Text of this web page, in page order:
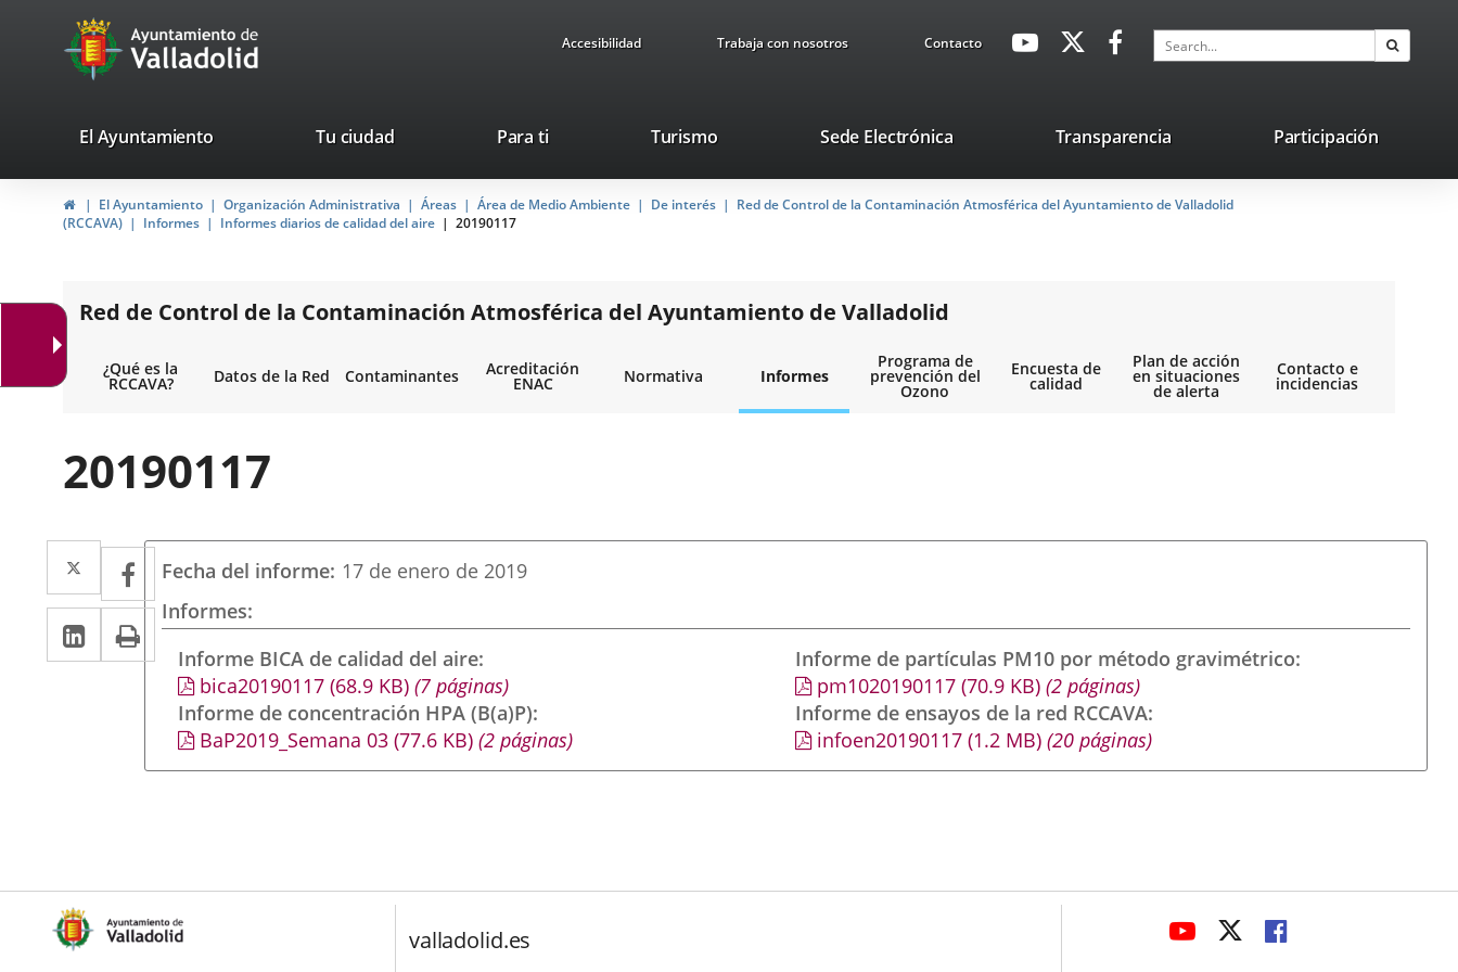
Portal
Web
Ayuntamiento
de
Valladolid
Accesibilidad Trabaja con nosotros ContactoavaHeaderSocial
Link
Link
application.
application.
Search
valladolid.es
El Ayuntamiento Tu ciudad Para ti TurismoThis
will
open
up
window.
Sede ElectrónicaLink
external
application.
Transparencia Participación
HomeEl Ayuntamiento Organización Administrativa Áreas Área de Medio Ambiente De interés
Red de Control de la Contaminación Atmosférica del Ayuntamiento de Valladolid
(RCCAVA)
Informes Informes diarios de calidad del aire 20190117
Red de Control de la Contaminación Atmosférica del Ayuntamiento de Valladolid
¿Qué es la
RCCAVA? Datos de la Red Contaminantes Acreditación
ENAC Normativa Informes
Programa de
prevención del
Ozono
Encuesta de
calidad
Plan de acción
en situaciones
de alerta
Contacto e
incidencias
20190117
Twitter
Enlace
a
una
aplicación
externa.
Facebook
Enlace
a
una
aplicación
externa.
Linkedin
Enlace
a
aplicación
externa.
Print
Fecha del informe 17 de enero de 2019
Informes
Informe BICA de calidad del aire
bica20190117(68.9 KB)(7 páginas)
Informe de concentración HPA (B(a)P)
BaP2019_Semana 03(77.6 KB)(2 páginas)
Informe de partículas PM10 por método gravimétrico
pm1020190117 (70.9 KB) (2 páginas)
Informe de ensayos de la red RCCAVA
infoen20190117 (1.2 MB) (20 páginas)
valladolid.es
LINK
LINKLINK